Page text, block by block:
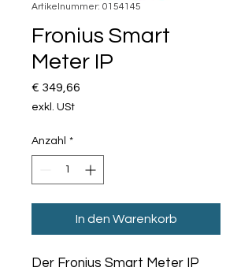
Artikelnummer: 0154145
Fronius Smart
Meter IP
€ 349,66
exkl. USt
Anzahl *
In den Warenkorb
Der Fronius Smart Meter IP